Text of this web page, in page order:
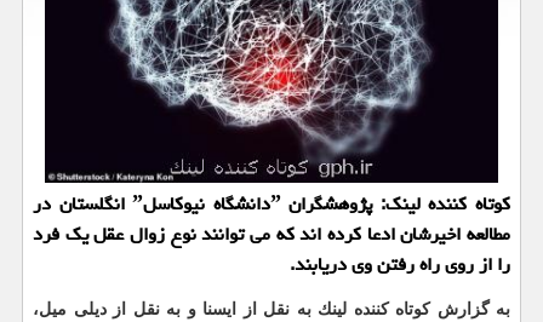
كوتاه كننده لینك: پژوهشگران ˮدانشگاه نیوكاسلˮ انگلستان در
مطالعه اخیرشان ادعا كرده اند كه می توانند نوع زوال عقل یك فرد
را از روی راه رفتن وی دریابند.
به گزارش كوتاه كننده لینك به نقل از ایسنا و به نقل از دیلی میل،